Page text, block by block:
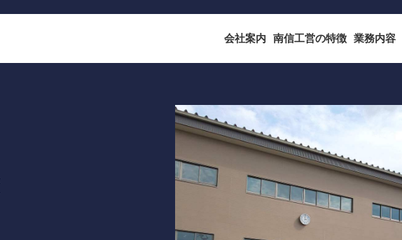
会社案内 南信工営の特徴 業務内容